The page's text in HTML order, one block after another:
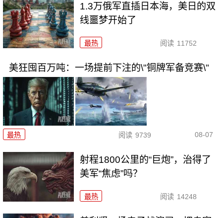
1.3万俄军直插日本海，美日的双
线噩梦开始了
最热 阅读 11752
美狂囤百万吨：一场提前下注的\"铜牌军备竞赛\"
最热 阅读 9739 08-07
射程1800公里的“巨炮”，治得了
美军“焦虑”吗？
最热 阅读 14248